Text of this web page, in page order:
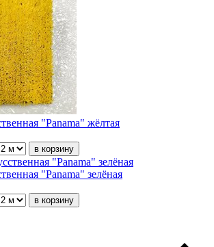
"Panama" жёлтая
"Panama" зелёная